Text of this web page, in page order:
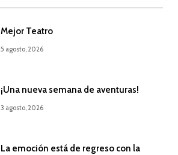
Mejor Teatro
5 agosto, 2026
¡Una nueva semana de aventuras!
3 agosto, 2026
La emoción está de regreso con la